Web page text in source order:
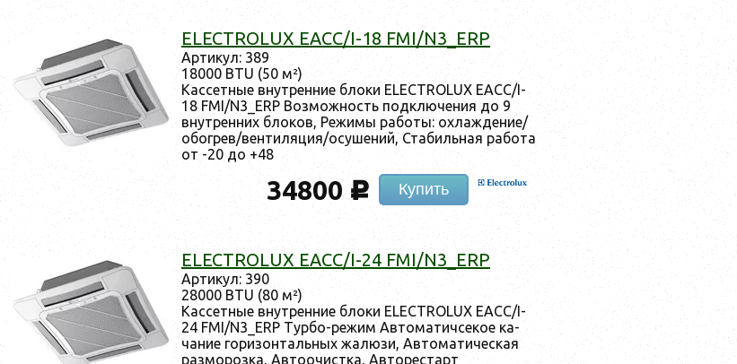
ELECTROLUX EACC/I-18 FMI/N3_ERP
Ар­ти­кул: 389
18000 BTU (50 м²)
Кас­сетные внут­ренние бло­ки ELECTROLUX EACC/I-
18 FMI/N3_ERP Воз­можность под­клю­чения до 9
внут­ренних бло­ков, Ре­жимы ра­боты: ох­лажде­ние/
обог­рев/вен­ти­ляция/осу­шений, Ста­биль­ная ра­бота
от -20 до +48
34800 c Купить
ELECTROLUX EACC/I-24 FMI/N3_ERP
Ар­ти­кул: 390
28000 BTU (80 м²)
Кас­сетные внут­ренние бло­ки ELECTROLUX EACC/I-
24 FMI/N3_ERP Тур­бо-ре­жим Ав­то­матич­се­кое ка­
чание го­ризон­таль­ных жа­люзи, Ав­то­мати­чес­кая
раз­мо­роз­ка, Ав­то­очис­тка, Ав­то­рес­тарт